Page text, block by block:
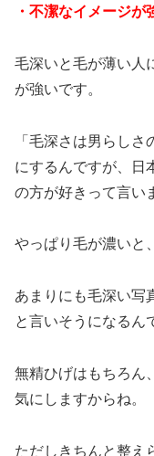
・不潔なイメージが
毛深いと毛が薄い人
が強いです。
「毛深さは男らし
にするんですが、日
の方が好きって言い
やっぱり毛が濃いと
あまりにも毛深い写
と言いそうになるん
無精ひげはもちろん
気にしますからね。
ただしきちんと整え